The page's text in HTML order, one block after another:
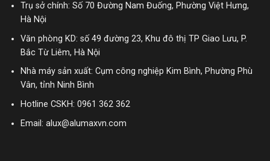
Trụ sở chính: Số 70 Đường Nam Đuống, Phường Việt Hưng,
Hà Nội
Văn phòng KD: số 49 đường 23, Khu đô thị TP Giao Lưu, P.
Bắc Từ Liêm, Hà Nội
Nhà máy sản xuất: Cụm công nghiệp Kim Bình, Phường Phù
Vân, tỉnh Ninh Bình
Hotline CSKH: 0961 362 362
Email: alux@alumaxvn.com